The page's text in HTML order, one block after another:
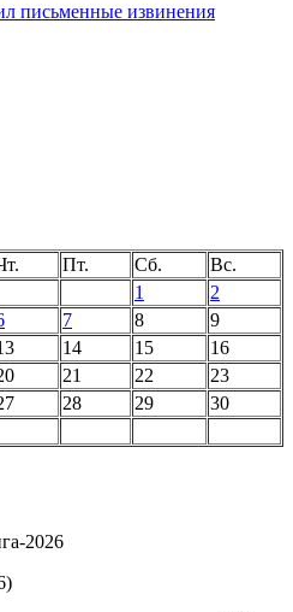
письменные извинения
Пт. Сб.
Вс.
1
2
7 8
9
14 15
16
21 22
23
28 29
30
2026